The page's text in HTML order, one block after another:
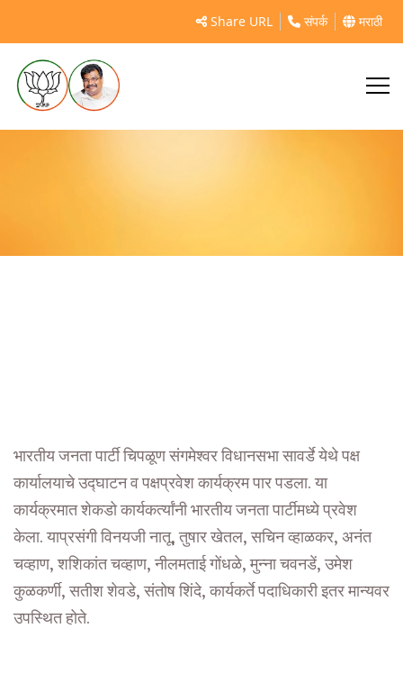
Share URL संपर्क मराठी
सावर्डे येथे पक्ष कार्यालयाचे उद्घाटन व पक्षप्रवेश!
भारतीय जनता पार्टी चिपळूण संगमेश्वर विधानसभा सावर्डे येथे पक्ष
कार्यालयाचे उद्घाटन व पक्षप्रवेश कार्यक्रम पार पडला. या
कार्यक्रमात शेकडो कार्यकर्त्यांनी भारतीय जनता पार्टीमध्ये प्रवेश
केला. याप्रसंगी विनयजी नातू, तुषार खेतल, सचिन व्हाळकर, अनंत
चव्हाण, शशिकांत चव्हाण, नीलमताई गोंधळे, मुन्ना चवनडें, उमेश
कुळकर्णी, सतीश शेवडे, संतोष शिंदे, कार्यकर्ते पदाधिकारी इतर मान्यवर
उपस्थित होते.